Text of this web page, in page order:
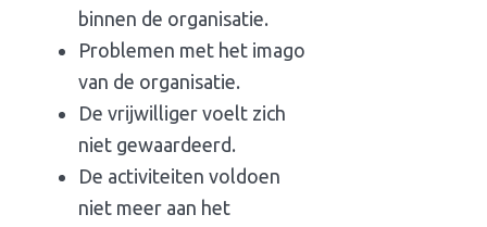
binnen de organisatie.
Problemen met het imago
van de organisatie.
De vrijwilliger voelt zich
niet gewaardeerd.
De activiteiten voldoen
niet meer aan het